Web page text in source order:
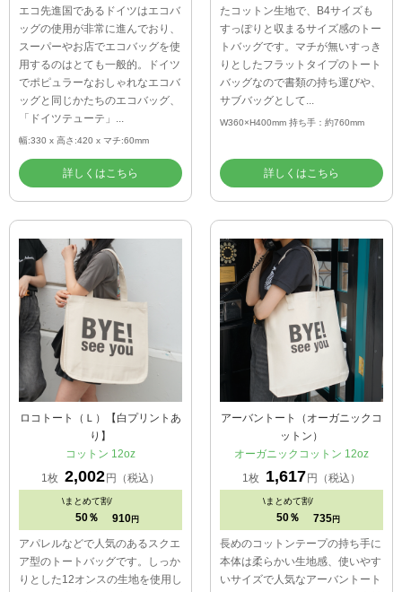
エコ先進国であるドイツはエコバ
ッグの使用が非常に進んでおり、
スーパーやお店でエコバッグを使
用するのはとても一般的。ドイツ
でポピュラーなおしゃれなエコバ
ッグと同じかたちのエコバッグ、
「ドイツテューテ」...
幅:330 x 高さ:420 x マチ:60mm
詳しくはこちら
たコットン生地で、B4サイズも
すっぽりと収まるサイズ感のトー
トバッグです。マチが無いすっき
りとしたフラットタイプのトート
バッグなので書類の持ち運びや、
サブバッグとして...
W360×H400mm 持ち手：約760mm
詳しくはこちら
ロコトート（Ｌ）【白プリントあ
り】
コットン 12oz
1枚 2,002円（税込）
\まとめて割/
50％ 910 円
アパレルなどで人気のあるスクエ
ア型のトートバッグです。しっか
りとした12オンスの生地を使用し
アーバントート（オーガニックコ
ットン）
オーガニックコットン 12oz
1枚
1,617円（税込）
\まとめて割/
50％ 735 円
長めのコットンテープの持ち手に
本体は柔らかい生地感、使いやす
いサイズで人気なアーバントート